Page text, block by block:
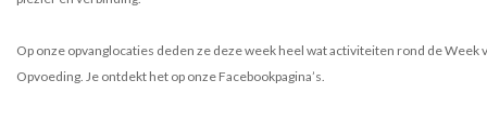
Op onze opvanglocaties deden ze deze week heel wat activiteiten rond de Week
Opvoeding. Je ontdekt het op onze Facebookpagina’s.